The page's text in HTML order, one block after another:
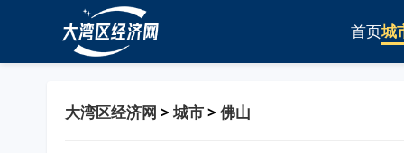
首页城
大湾区经济网 > 城市> 佛山